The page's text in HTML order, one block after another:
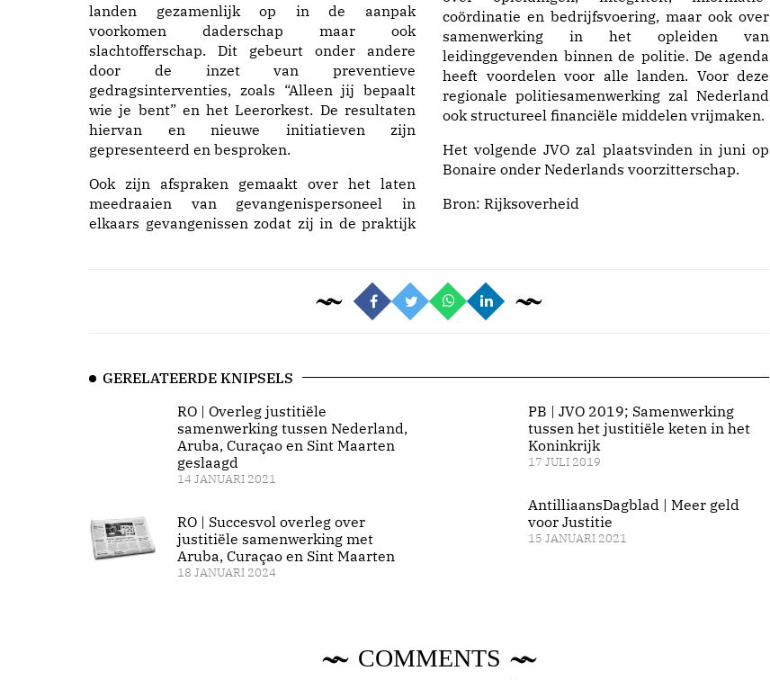
landen gezamenlijk op in de aanpak
voorkomen daderschap maar ook
slachtofferschap. Dit gebeurt onder andere
door de inzet van preventieve
gedragsinterventies, zoals “Alleen jij bepaalt
wie je bent” en het Leerorkest. De resultaten
hiervan en nieuwe initiatieven zijn
gepresenteerd en besproken.
Ook zijn afspraken gemaakt over het laten
meedraaien van gevangenispersoneel in
elkaars gevangenissen zodat zij in de praktijk
coördinatie en bedrijfsvoering, maar ook over
samenwerking in het opleiden van
leidinggevenden binnen de politie. De agenda
heeft voordelen voor alle landen. Voor deze
regionale politiesamenwerking zal Nederland
ook structureel financiële middelen vrijmaken.
Het volgende JVO zal plaatsvinden in juni op
Bonaire onder Nederlands voorzitterschap.
Bron: Rijksoverheid
GERELATEERDE KNIPSELS
RO | Overleg justitiële
samenwerking tussen Nederland,
Aruba, Curaçao en Sint Maarten
geslaagd
14 JANUARI 2021
RO | Succesvol overleg over
justitiële samenwerking met
Aruba, Curaçao en Sint Maarten
18 JANUARI 2024
PB | JVO 2019; Samenwerking
tussen het justitiële keten in het
Koninkrijk
17 JULI 2019
AntilliaansDagblad | Meer geld
voor Justitie
15 JANUARI 2021
COMMENTS